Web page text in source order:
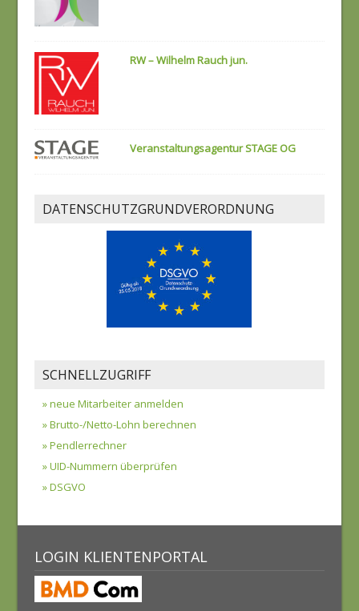
RW – Wilhelm Rauch jun.
Veranstaltungsagentur STAGE OG
DATENSCHUTZGRUNDVERORDNUNG
SCHNELLZUGRIFF
» neue Mitarbeiter anmelden
» Brutto-/Netto-Lohn berechnen
» Pendlerrechner
» UID-Nummern überprüfen
» DSGVO
LOGIN KLIENTENPORTAL